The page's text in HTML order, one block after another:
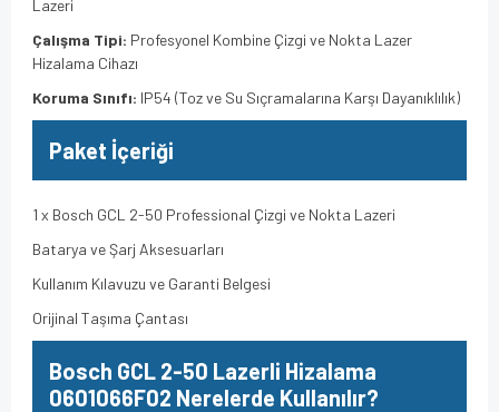
Lazeri
Çalışma Tipi: Profesyonel Kombine Çizgi ve Nokta Lazer
Hizalama Cihazı
Koruma Sınıfı: IP54 (Toz ve Su Sıçramalarına Karşı Dayanıklılık)
Paket İçeriği
1 x Bosch GCL 2-50 Professional Çizgi ve Nokta Lazeri
Batarya ve Şarj Aksesuarları
Kullanım Kılavuzu ve Garanti Belgesi
Orijinal Taşıma Çantası
Bosch GCL 2-50 Lazerli Hizalama
0601066F02 Nerelerde Kullanılır?